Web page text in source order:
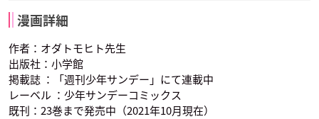
漫画詳細
作者：オダトモヒト先生
出版社：小学館
掲載誌 ：「週刊少年サンデー」にて連載中
レーベル ：少年サンデーコミックス
既刊：23巻まで発売中（2021年10月現在）